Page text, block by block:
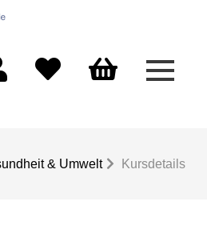
Menü
& Umwelt Kursdetails